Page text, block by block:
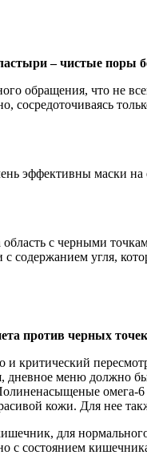
– чистые поры
обращения, что не
эффективны маски
с черными
содержанием угля,
против черных точек
критический
меню должно
кожи. Для нее
для
состоянием